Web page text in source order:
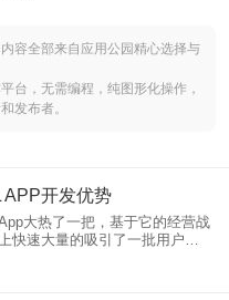
容全部来自应用公园精心选择与
台，无需编程，纯图形化操作，
发布者。
APP开发优势
大热了一把，基于它的经营战
快速大量的吸引了一批用户，
户基础。今天我们就来聊聊
？是怎么做到吸引了这么多的